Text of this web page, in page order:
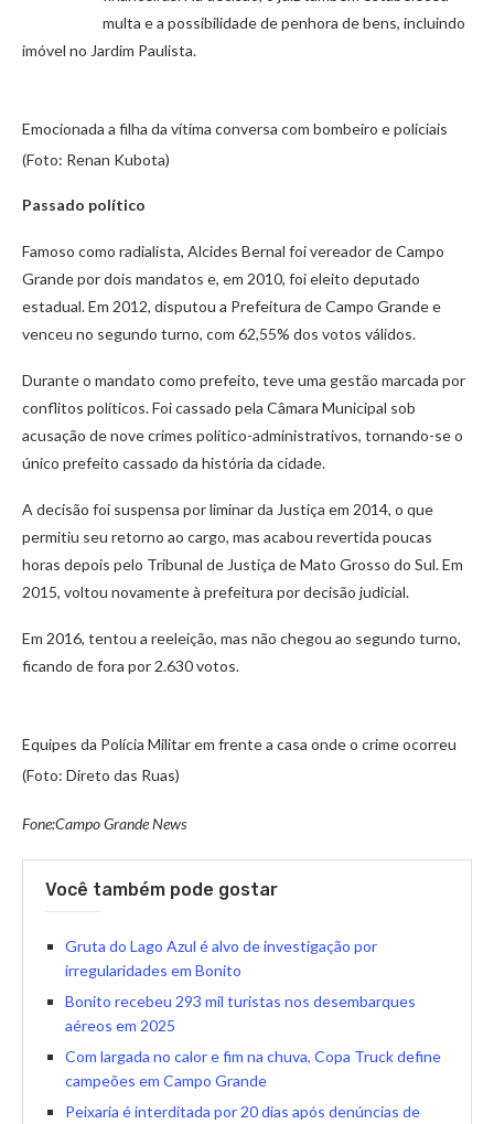
multa e a possibilidade de penhora de bens, incluindo
imóvel no Jardim Paulista.
Emocionada a filha da vítima conversa com bombeiro e policiais
(Foto: Renan Kubota)
Passado político
Famoso como radialista, Alcides Bernal foi vereador de Campo
Grande por dois mandatos e, em 2010, foi eleito deputado
estadual. Em 2012, disputou a Prefeitura de Campo Grande e
venceu no segundo turno, com 62,55% dos votos válidos.
Durante o mandato como prefeito, teve uma gestão marcada por
conflitos políticos. Foi cassado pela Câmara Municipal sob
acusação de nove crimes político-administrativos, tornando-se o
único prefeito cassado da história da cidade.
A decisão foi suspensa por liminar da Justiça em 2014, o que
permitiu seu retorno ao cargo, mas acabou revertida poucas
horas depois pelo Tribunal de Justiça de Mato Grosso do Sul. Em
2015, voltou novamente à prefeitura por decisão judicial.
Em 2016, tentou a reeleição, mas não chegou ao segundo turno,
ficando de fora por 2.630 votos.
Equipes da Polícia Militar em frente a casa onde o crime ocorreu
(Foto: Direto das Ruas)
Fone:Campo Grande News
Você também pode gostar
Gruta do Lago Azul é alvo de investigação por
irregularidades em Bonito
Bonito recebeu 293 mil turistas nos desembarques
aéreos em 2025
Com largada no calor e fim na chuva, Copa Truck define
campeões em Campo Grande
Peixaria é interditada por 20 dias após denúncias de